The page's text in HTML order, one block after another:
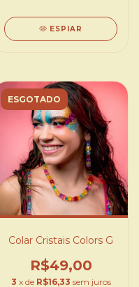
ESPIAR
ESGOTADO
Colar Cristais Colors G
R$49,00
3 x de R$16,33 sem juros